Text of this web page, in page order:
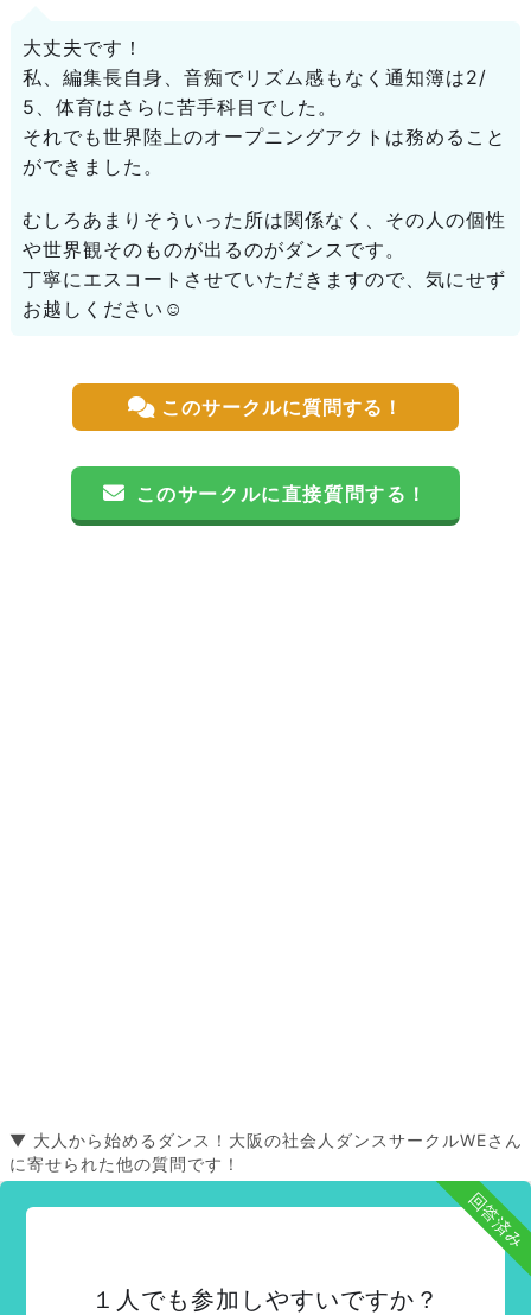
大丈夫です！
私、編集長自身、音痴でリズム感もなく通知簿は2/
5、体育はさらに苦手科目でした。
それでも世界陸上のオープニングアクトは務めること
ができました。
むしろあまりそういった所は関係なく、その人の個性
や世界観そのものが出るのがダンスです。
丁寧にエスコートさせていただきますので、気にせず
お越しください☺️
このサークルに質問する！
このサークルに直接質問する！
▼ 大人から始めるダンス！大阪の社会人ダンスサークルWEさん
に寄せられた他の質問です！
回答済み
１人でも参加しやすいですか？